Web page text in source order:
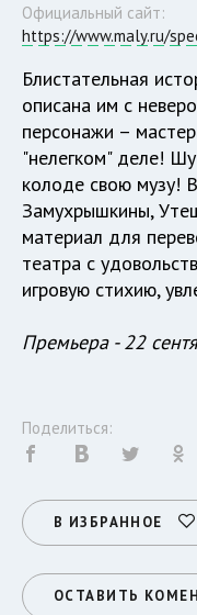
Официальный сайт:
https://www.maly.ru/
Блистательная
описана им с
персонажи –
"нелегком" деле!
колоде свою музу!
Замухрышкины,
материал для
театра с
игровую стихию,
Премьера - 22
Поделиться:
В ИЗБРАННОЕ
ОСТАВИТЬ